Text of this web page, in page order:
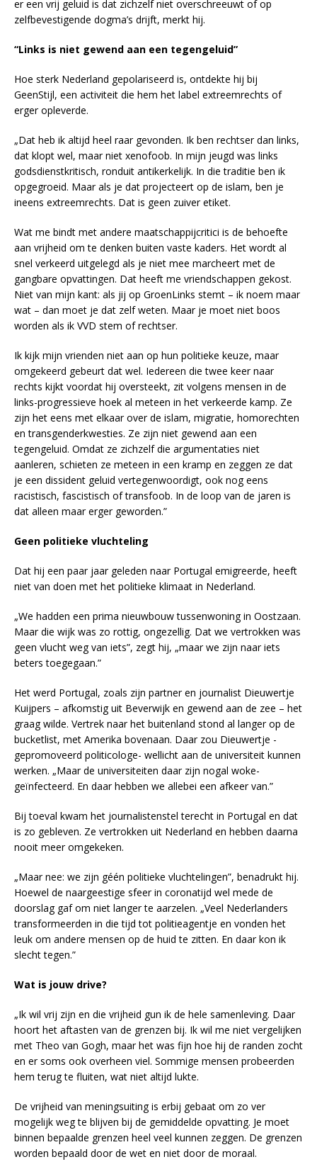
er een vrij geluid is dat zichzelf niet overschreeuwt of op
zelfbevestigende dogma’s drijft, merkt hij.
“Links is niet gewend aan een tegengeluid”
Hoe sterk Nederland gepolariseerd is, ontdekte hij bij
GeenStijl, een activiteit die hem het label extreemrechts of
erger opleverde.
„Dat heb ik altijd heel raar gevonden. Ik ben rechtser dan links,
dat klopt wel, maar niet xenofoob. In mijn jeugd was links
godsdienstkritisch, ronduit antikerkelijk. In die traditie ben ik
opgegroeid. Maar als je dat projecteert op de islam, ben je
ineens extreemrechts. Dat is geen zuiver etiket.
Wat me bindt met andere maatschappijcritici is de behoefte
aan vrijheid om te denken buiten vaste kaders. Het wordt al
snel verkeerd uitgelegd als je niet mee marcheert met de
gangbare opvattingen. Dat heeft me vriendschappen gekost.
Niet van mijn kant: als jij op GroenLinks stemt – ik noem maar
wat – dan moet je dat zelf weten. Maar je moet niet boos
worden als ik VVD stem of rechtser.
Ik kijk mijn vrienden niet aan op hun politieke keuze, maar
omgekeerd gebeurt dat wel. Iedereen die twee keer naar
rechts kijkt voordat hij oversteekt, zit volgens mensen in de
links-progressieve hoek al meteen in het verkeerde kamp. Ze
zijn het eens met elkaar over de islam, migratie, homorechten
en transgenderkwesties. Ze zijn niet gewend aan een
tegengeluid. Omdat ze zichzelf die argumentaties niet
aanleren, schieten ze meteen in een kramp en zeggen ze dat
je een dissident geluid vertegenwoordigt, ook nog eens
racistisch, fascistisch of transfoob. In de loop van de jaren is
dat alleen maar erger geworden.”
Geen politieke vluchteling
Dat hij een paar jaar geleden naar Portugal emigreerde, heeft
niet van doen met het politieke klimaat in Nederland.
„We hadden een prima nieuwbouw tussenwoning in Oostzaan.
Maar die wijk was zo rottig, ongezellig. Dat we vertrokken was
geen vlucht weg van iets”, zegt hij, „maar we zijn naar iets
beters toegegaan.”
Het werd Portugal, zoals zijn partner en journalist Dieuwertje
Kuijpers – afkomstig uit Beverwijk en gewend aan de zee – het
graag wilde. Vertrek naar het buitenland stond al langer op de
bucketlist, met Amerika bovenaan. Daar zou Dieuwertje -
gepromoveerd politicologe- wellicht aan de universiteit kunnen
werken. „Maar de universiteiten daar zijn nogal woke-
geïnfecteerd. En daar hebben we allebei een afkeer van.”
Bij toeval kwam het journalistenstel terecht in Portugal en dat
is zo gebleven. Ze vertrokken uit Nederland en hebben daarna
nooit meer omgekeken.
„Maar nee: we zijn géén politieke vluchtelingen”, benadrukt hij.
Hoewel de naargeestige sfeer in coronatijd wel mede de
doorslag gaf om niet langer te aarzelen. „Veel Nederlanders
transformeerden in die tijd tot politieagentje en vonden het
leuk om andere mensen op de huid te zitten. En daar kon ik
slecht tegen.”
Wat is jouw drive?
„Ik wil vrij zijn en die vrijheid gun ik de hele samenleving. Daar
hoort het aftasten van de grenzen bij. Ik wil me niet vergelijken
met Theo van Gogh, maar het was fijn hoe hij de randen zocht
en er soms ook overheen viel. Sommige mensen probeerden
hem terug te fluiten, wat niet altijd lukte.
De vrijheid van meningsuiting is erbij gebaat om zo ver
mogelijk weg te blijven bij de gemiddelde opvatting. Je moet
binnen bepaalde grenzen heel veel kunnen zeggen. De grenzen
worden bepaald door de wet en niet door de moraal.